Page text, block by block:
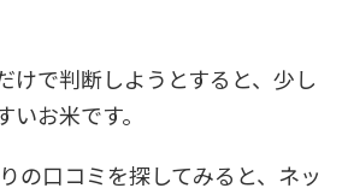
けで判断しようとすると、少し
お米です。
の口コミを探してみると、ネッ